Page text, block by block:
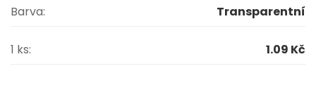
Barva: Transparentní
1 ks: 1.09 Kč